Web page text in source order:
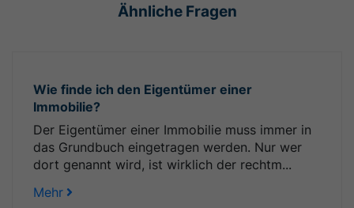
Ähnliche Fragen
Wie finde ich den Eigentümer einer
Immobilie?
Der Eigentümer einer Immobilie muss immer in
das Grundbuch eingetragen werden. Nur wer
dort genannt wird, ist wirklich der rechtm...
Mehr